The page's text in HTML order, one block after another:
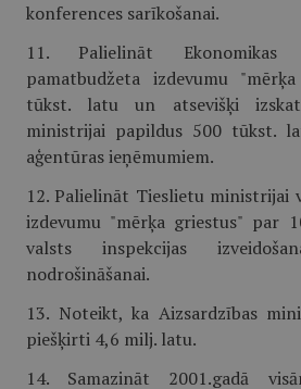
konferences sarīkošanai.
11. Palielināt Ekonomikas
pamatbudžeta izdevumu
tūkst. latu un atsevišķi
ministrijai papildus 500 tūkst.
aģentūras ieņēmumiem.
12. Palielināt Tieslietu ministrijai
izdevumu "mērķa griestus" par
valsts inspekcijas
nodrošināšanai.
13. Noteikt, ka Aizsardzības
piešķirti 4,6 milj. latu.
14. Samazināt 2001.gadā